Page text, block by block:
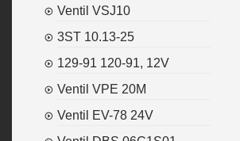
Ventil VSJ10
3ST 10.13-25
129-91 120-91, 12V
Ventil VPE 20M
Ventil EV-78 24V